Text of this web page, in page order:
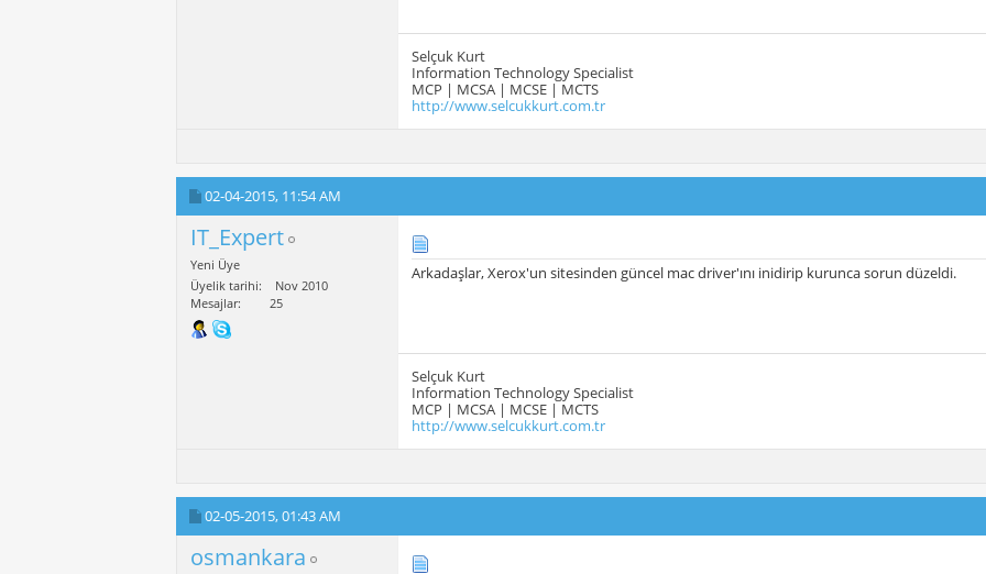
Selçuk Kurt
Information Technology Specialist
MCP | MCSA | MCSE | MCTS
http://www.selcukkurt.com.tr
02-04-2015, 11:54 AM
IT_Expert
Yeni Üye
Üyelik tarihi
Nov 2010
Mesajlar
25
Arkadaşlar, Xerox'un sitesinden güncel mac driver'ını inidirip kurunca sorun düzeldi.
Selçuk Kurt
Information Technology Specialist
MCP | MCSA | MCSE | MCTS
http://www.selcukkurt.com.tr
02-05-2015,01:43 AM
osmankara